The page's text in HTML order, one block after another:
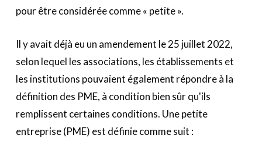
pour être considérée comme « petite ».
Il y avait déjà eu un amendement le 25 juillet 2022,
selon lequel les associations, les établissements et
les institutions pouvaient également répondre à la
définition des PME, à condition bien sûr qu'ils
remplissent certaines conditions. Une petite
entreprise (PME) est définie comme suit :